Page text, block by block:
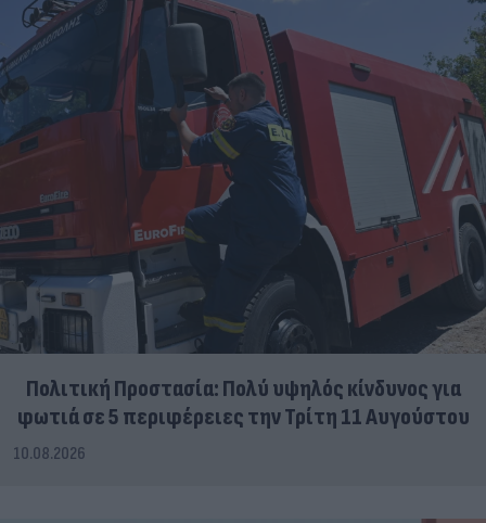
Πολιτική Προστασία: Πολύ υψηλός κίνδυνος για
φωτιά σε 5 περιφέρειες την Τρίτη 11 Αυγούστου
10.08.2026